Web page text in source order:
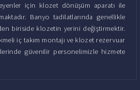
için klozet dönüşüm aparatı ile
Banyo tadilatlarında genellikle
biriside klozetin yerini değiştirmektir.
iç takım montajı ve klozet rezervuar
güvenilir personelimizle hizmete